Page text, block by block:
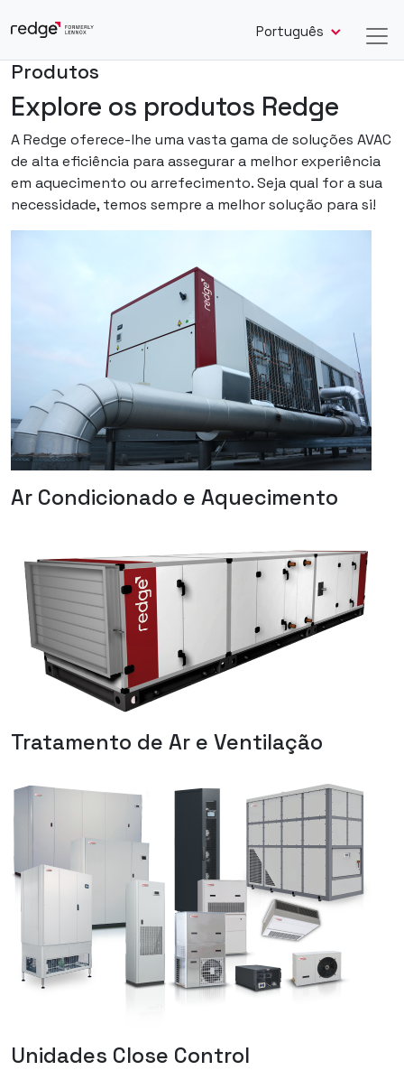
Português
Produtos
Explore os produtos Redge
A Redge oferece-lhe uma vasta gama de soluções AVAC
de alta eficiência para assegurar a melhor experiência
em aquecimento ou arrefecimento. Seja qual for a sua
necessidade, temos sempre a melhor solução para si!
Ar Condicionado e Aquecimento
Tratamento de Ar e Ventilação
Unidades Close Control